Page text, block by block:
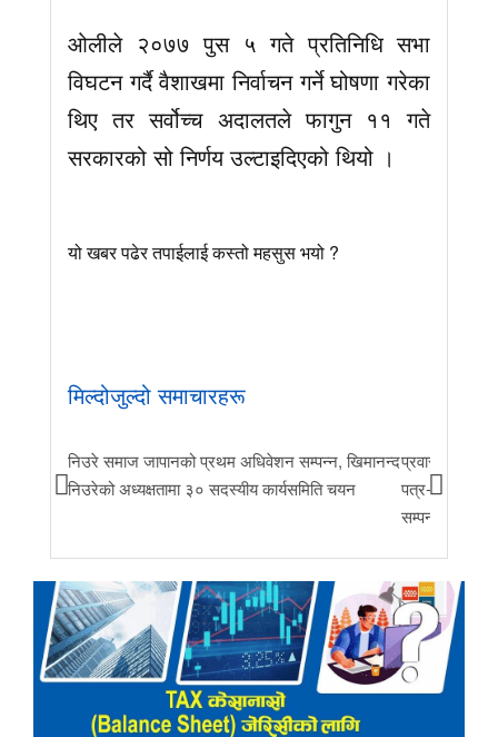
ओलीले २०७७ पुस ५ गते प्रतिनिधि सभा
विघटन गर्दै वैशाखमा निर्वाचन गर्ने घोषणा गरेका
थिए तर सर्वोच्च अदालतले फागुन ११ गते
सरकारको सो निर्णय उल्टाइदिएको थियो ।
यो खबर पढेर तपाईलाई कस्तो महसुस भयो ?
मिल्दोजुल्दो समाचारहरू
निउरे समाज जापानको प्रथम अधिवेशन सम्पन्न, खिमानन्द
निउरेको अध्यक्षतामा ३० सदस्यीय कार्यसमिति चयन
प्रवास र
पत्र-२०२६
सम्पन्न